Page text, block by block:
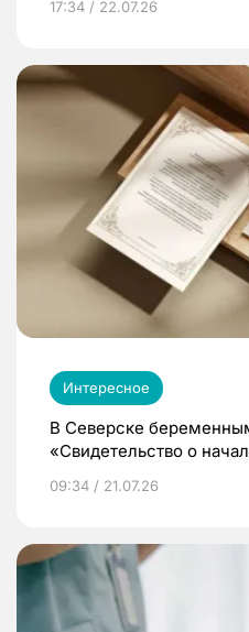
17:34 / 22.07.26
Интересное
В Северске
«Свидетельство о
09:34 / 21.07.26